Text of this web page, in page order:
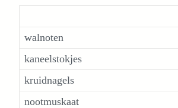
walnoten
kaneelstokjes
kruidnagels
nootmuskaat